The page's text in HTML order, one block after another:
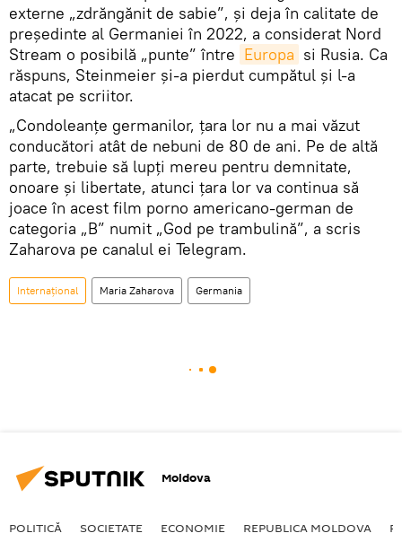
externe „zdrăngănit de sabie”, și deja în calitate de
președinte al Germaniei în 2022, a considerat Nord
Stream o posibilă „punte” între Europa si Rusia. Ca
răspuns, Steinmeier și-a pierdut cumpătul și l-a
atacat pe scriitor.
„Condoleanțe germanilor, țara lor nu a mai văzut
conducători atât de nebuni de 80 de ani. Pe de altă
parte, trebuie să lupți mereu pentru demnitate,
onoare și libertate, atunci țara lor va continua să
joace în acest film porno americano-german de
categoria „B” numit „God pe trambulină”, a scris
Zaharova pe canalul ei Telegram.
Internațional Maria Zaharova Germania
Moldova
POLITICĂ SOCIETATE ECONOMIE REPUBLICA MOLDOVA